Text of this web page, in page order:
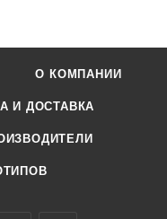
О КОМПАНИИ
И ДОСТАВКА